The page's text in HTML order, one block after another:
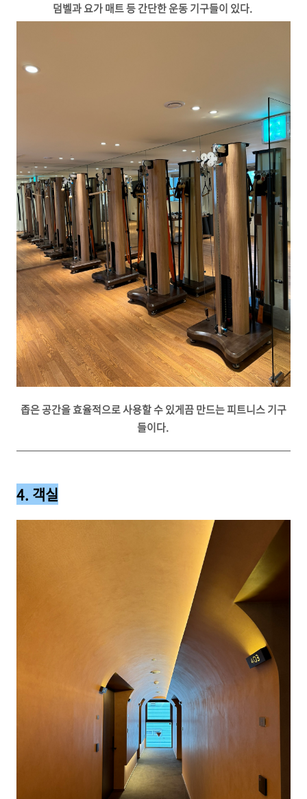
덤벨과 요가 매트 등 간단한 운동 기구들이 있다.
좁은 공간을 효율적으로 사용할 수 있게끔 만드는 피트니스 기구
들이다.
4. 객실